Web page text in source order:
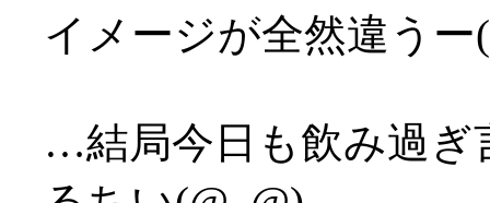
イメージが全然違う
…結局今日も飲み過ぎ